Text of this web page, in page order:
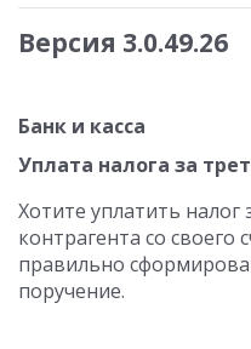
Версия 3.0.49.26
Банк и касса
Уплата налога за
Хотите уплатить налог
контрагента со
правильно
поручение.